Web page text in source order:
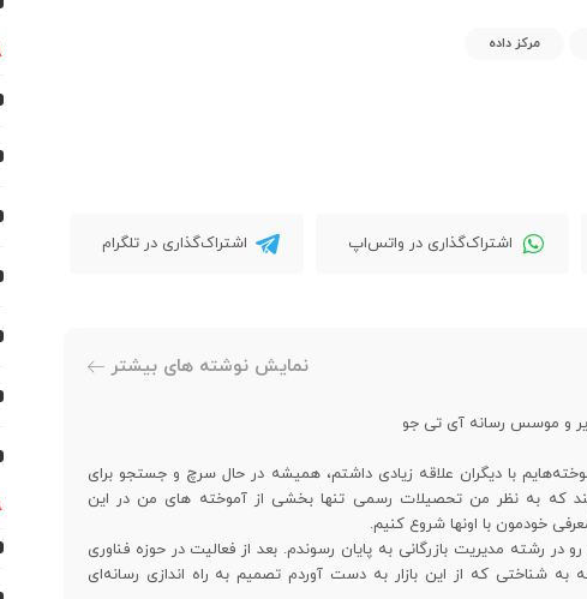
مرکز داده
اشتراک‌گذاری در واتس‌اپ اشتراک‌گذاری در تلگرام
نمایش نوشته های بیشتر
و موسس رسانه آی تی جو
با دیگران علاقه زیادی داشتم، همیشه در حال سرچ و جستجو برای
که به نظر من تحصیلات رسمی تنها بخشی از آموخته های من در این
خودمون با اونها شروع کنیم.
رشته مدیریت بازرگانی به پایان رسوندم. بعد از فعالیت در حوزه فناوری
به شناختی که از این بازار به دست آوردم تصمیم به راه اندازی رسانه‌ای